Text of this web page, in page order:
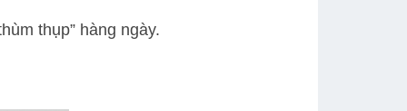
thụp” hàng ngày.